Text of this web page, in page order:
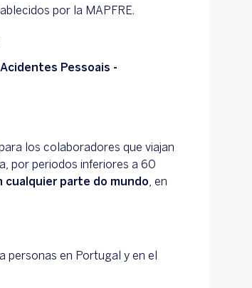
por la MAPFRE.
Pessoais -
los colaboradores que viajan
por periodos inferiores a 60
cualquier parte do mundo, en
personas en Portugal y en el